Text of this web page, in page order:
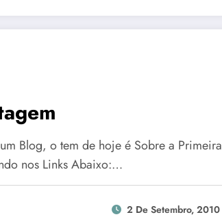
Blog, o tem de hoje é Sobre a Primeira
nos Links Abaixo:…
2 De Setembro, 2010